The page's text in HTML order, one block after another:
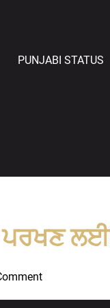
PUNJABI STATUS
ਪਰਖਣ ਲਈ